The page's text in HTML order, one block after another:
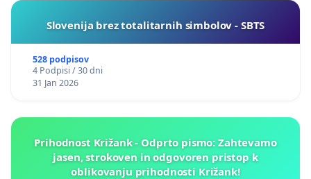
Slovenija brez totalitarnih simbolov - SBTS
528 podpisov
4 Podpisi / 30 dni
31 Jan 2026
Prihodnost Križank - Odprto pismo: Zahtevamo
jasen, strokoven in odgovoren pristop k
oblikovanju prihodnosti Križank!